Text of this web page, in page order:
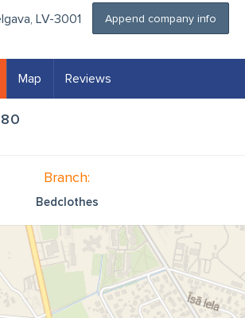
LV-3001 Append company info
Map Reviews
Branch:
Bedclothes